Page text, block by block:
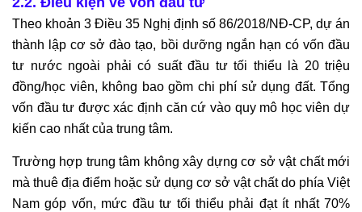
Theo khoản 3 Điều 35 Nghị định số 86/2018/NĐ-CP, dự án
thành lập cơ sở đào tạo, bồi dưỡng ngắn hạn có vốn đầu
tư nước ngoài phải có suất đầu tư tối thiểu là 20 triệu
đồng/học viên, không bao gồm chi phí sử dụng đất. Tổng
vốn đầu tư được xác định căn cứ vào quy mô học viên dự
kiến cao nhất của trung tâm.
Trường hợp trung tâm không xây dựng cơ sở vật chất mới
mà thuê địa điểm hoặc sử dụng cơ sở vật chất do phía Việt
Nam góp vốn, mức đầu tư tối thiểu phải đạt ít nhất 70%